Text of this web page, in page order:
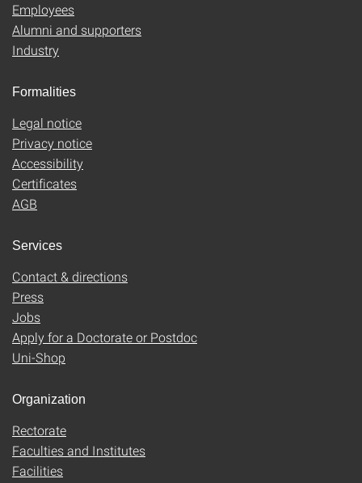
Employees
Alumni and supporters
Industry
Formalities
Legal notice
Privacy notice
Accessibility
Certificates
AGB
Services
Contact & directions
Press
Jobs
Apply for a Doctorate or Postdoc
Uni-Shop
Organization
Rectorate
Faculties and Institutes
Facilities